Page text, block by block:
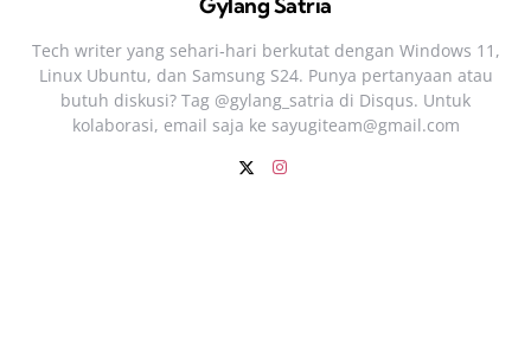
Gylang Satria
Tech writer yang sehari‑hari berkutat dengan Windows 11,
Linux Ubuntu, dan Samsung S24. Punya pertanyaan atau
butuh diskusi? Tag @gylang_satria di Disqus. Untuk
kolaborasi, email saja ke sayugiteam@gmail.com